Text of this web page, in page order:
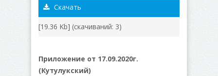
Скачать
[19.36 Kb] (cкачиваний: 3)
Приложение от 17.09.2020г.
(Кутулукский)